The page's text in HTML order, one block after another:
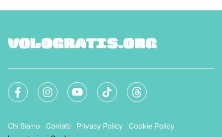
Chi Siamo Contatti Privacy Policy
Cookie Policy